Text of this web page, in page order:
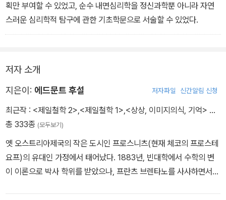
획만 부여할 수 있었고, 순수 내면심리학을 정신과학뿐 아니라 자연
스러운 심리학적 탐구에 관한 기초학문으로 서술할 수 있었다.
저자 소개
지은이: 에드문트 후설 저자파일 신간알림 신청
최근작 : <제일철학 2>,<제일철학 1>,<상상, 이미지의식, 기억> …
총 333종 (모두보기)
옛 오스트리아제국의 작은 도시인 프로스니츠(현재 체코의 프로스테
요프)의 유대인 가정에서 태어났다. 1883년, 빈대학에서 수학의 변
이 이론으로 박사 학위를 받았으나, 프란츠 브렌타노를 사사하면서